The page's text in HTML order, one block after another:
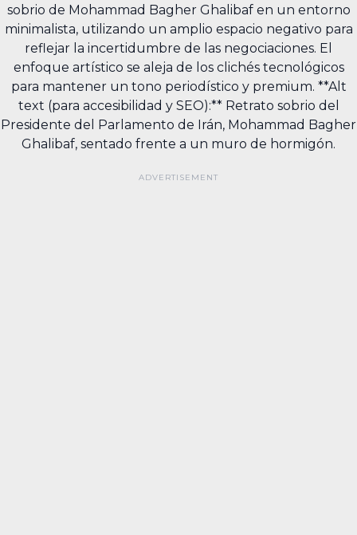
sobrio de Mohammad Bagher Ghalibaf en un entorno
minimalista, utilizando un amplio espacio negativo para
reflejar la incertidumbre de las negociaciones. El
enfoque artístico se aleja de los clichés tecnológicos
para mantener un tono periodístico y premium. **Alt
text (para accesibilidad y SEO):** Retrato sobrio del
Presidente del Parlamento de Irán, Mohammad Bagher
Ghalibaf, sentado frente a un muro de hormigón.